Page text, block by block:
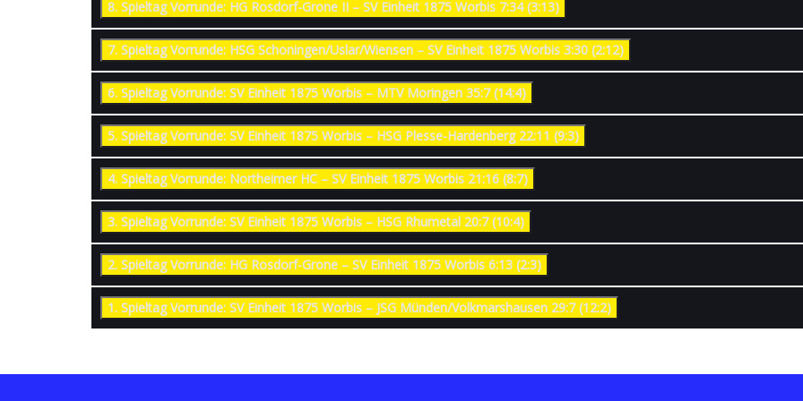
8. Spieltag Vorrunde: HG Rosdorf-Grone II – SV Einheit 1875 Worbis 7:34 (3:13)
7. Spieltag Vorrunde: HSG Schoningen/Uslar/Wiensen – SV Einheit 1875 Worbis 3:30 (2:12)
6. Spieltag Vorrunde: SV Einheit 1875 Worbis – MTV Moringen 35:7 (14:4)
5. Spieltag Vorrunde: SV Einheit 1875 Worbis – HSG Plesse-Hardenberg 22:11 (9:3)
4. Spieltag Vorrunde: Northeimer HC – SV Einheit 1875 Worbis 21:16 (8:7)
3. Spieltag Vorrunde: SV Einheit 1875 Worbis – HSG Rhumetal 20:7 (10:4)
2. Spieltag Vorrunde: HG Rosdorf-Grone – SV Einheit 1875 Worbis 6:13 (2:3)
1. Spieltag Vorrunde: SV Einheit 1875 Worbis – JSG Münden/Volkmarshausen 29:7 (12:2)